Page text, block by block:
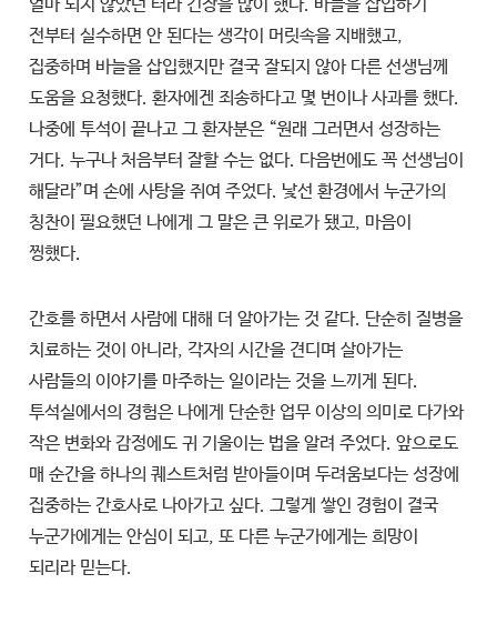
얼마 되지 않았던 터라 긴장을 많이 했다. 바늘을 삽입하기
전부터 실수하면 안 된다는 생각이 머릿속을 지배했고,
집중하며 바늘을 삽입했지만 결국 잘되지 않아 다른 선생님께
도움을 요청했다. 환자에겐 죄송하다고 몇 번이나 사과를 했다.
나중에 투석이 끝나고 그 환자분은 “원래 그러면서 성장하는
거다. 누구나 처음부터 잘할 수는 없다. 다음번에도 꼭 선생님이
해달라”며 손에 사탕을 쥐여 주었다. 낯선 환경에서 누군가의
칭찬이 필요했던 나에게 그 말은 큰 위로가 됐고, 마음이
찡했다.
간호를 하면서 사람에 대해 더 알아가는 것 같다. 단순히 질병을
치료하는 것이 아니라, 각자의 시간을 견디며 살아가는
사람들의 이야기를 마주하는 일이라는 것을 느끼게 된다.
투석실에서의 경험은 나에게 단순한 업무 이상의 의미로 다가와
작은 변화와 감정에도 귀 기울이는 법을 알려 주었다. 앞으로도
매 순간을 하나의 퀘스트처럼 받아들이며 두려움보다는 성장에
집중하는 간호사로 나아가고 싶다. 그렇게 쌓인 경험이 결국
누군가에게는 안심이 되고, 또 다른 누군가에게는 희망이
되리라 믿는다.